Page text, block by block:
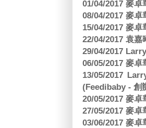
01/04/2017 麥
08/04/2017 麥
15/04/2017 麥
22/04/2017 袁
29/04/2017
06/05/2017 麥
13/05/2017
(Feedibaby - 創
20/05/2017 麥
27/05/2017 麥
03/06/2017 麥